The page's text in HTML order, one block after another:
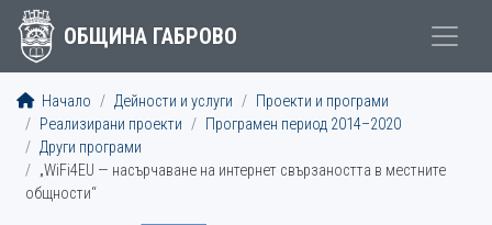
ОБЩИНА ГАБРОВО
Начало Дейности и услуги
Проекти и програми
Реализирани проекти
Програмен период 2014–2020
Други програми
„WiFi4EU — насърчаване на интернет свързаността в местните
общности“